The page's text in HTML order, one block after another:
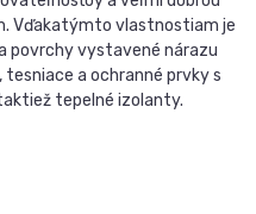
Vďakatýmto vlastnostiam je
povrchy vystavené nárazu
a ochranné prvky s
tepelné izolanty.